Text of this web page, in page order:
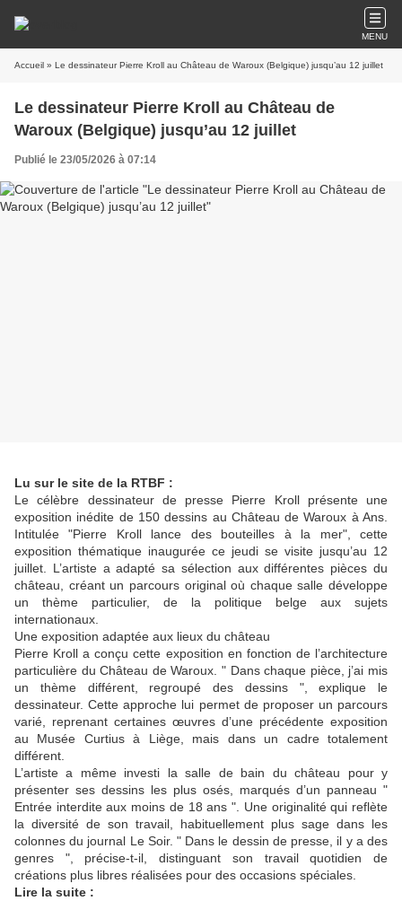
MENU
Accueil » Le dessinateur Pierre Kroll au Château de Waroux (Belgique) jusqu’au 12 juillet
Le dessinateur Pierre Kroll au Château de
Waroux (Belgique) jusqu’au 12 juillet
Publié le 23/05/2026 à 07:14
Lu sur le site de la RTBF :
Le célèbre dessinateur de presse Pierre Kroll présente une
exposition inédite de 150 dessins au Château de Waroux à Ans.
Intitulée "Pierre Kroll lance des bouteilles à la mer", cette
exposition thématique inaugurée ce jeudi se visite jusqu’au 12
juillet. L’artiste a adapté sa sélection aux différentes pièces du
château, créant un parcours original où chaque salle développe
un thème particulier, de la politique belge aux sujets
internationaux.
Une exposition adaptée aux lieux du château
Pierre Kroll a conçu cette exposition en fonction de l’architecture
particulière du Château de Waroux. " Dans chaque pièce, j’ai mis
un thème différent, regroupé des dessins ", explique le
dessinateur. Cette approche lui permet de proposer un parcours
varié, reprenant certaines œuvres d’une précédente exposition
au Musée Curtius à Liège, mais dans un cadre totalement
différent.
L’artiste a même investi la salle de bain du château pour y
présenter ses dessins les plus osés, marqués d’un panneau "
Entrée interdite aux moins de 18 ans ". Une originalité qui reflète
la diversité de son travail, habituellement plus sage dans les
colonnes du journal Le Soir. " Dans le dessin de presse, il y a des
genres ", précise-t-il, distinguant son travail quotidien de
créations plus libres réalisées pour des occasions spéciales.
Lire la suite :